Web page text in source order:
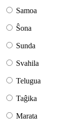
Samoa
Ŝona
Sunda
Svahila
Telugua
Taĝika
Marata